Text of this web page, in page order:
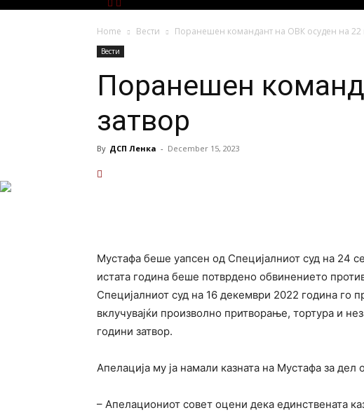
Home Вести Поранешен командант на ОВК осуден на 22
Вести
Поранешен
затвор
By ДСП Ленка - December 15, 2023
Мустафа беше уапсен од Специјалниот суд на 24
истата година беше потврдено обвинението
Специјалниот суд на 16 декември 2022 година го
вклучувајќи произволно притворање, тортура и
години затвор.
Апелација му ја намали казната на Мустафа за
– Апелациониот совет оцени дека единствената